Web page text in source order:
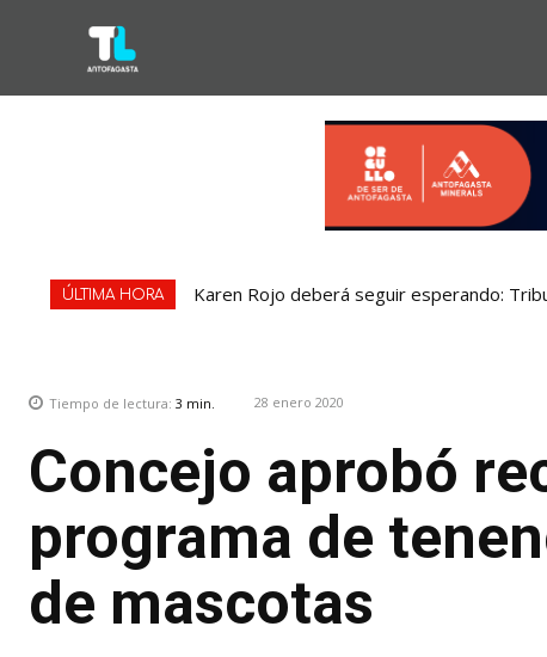
ÚLTIMA HORA Karen Rojo deberá seguir esperando:
Tiempo de lectura: 3 min. 28 enero 2020
Concejo aprobó
programa de
de mascotas